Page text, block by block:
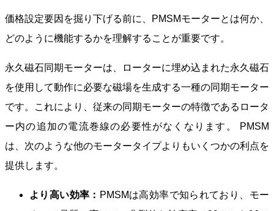
価格設定要因を掘り下げる前に、PMSMモーターとは何か、
どのように機能するかを理解することが重要です。
永久磁石同期モーターは、ローターに埋め込まれた永久磁石
を使用して動作に必要な磁場を生成する一種の同期モーター
です。これにより、従来の同期モーターの特徴であるロータ
ー内の追加の電流巻線の必要性がなくなります。 PMSM
は、次のような他のモータータイプよりもいくつかの利点を
提供します。
より高い効率： PMSMは高効率で知られており、モー